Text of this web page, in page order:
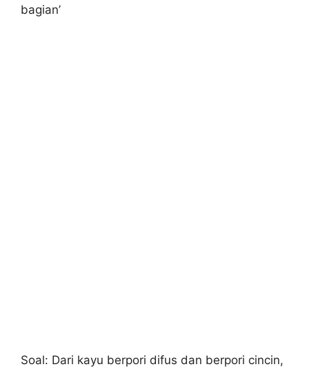
bagian’
Soal: Dari kayu berpori difus dan berpori cincin,